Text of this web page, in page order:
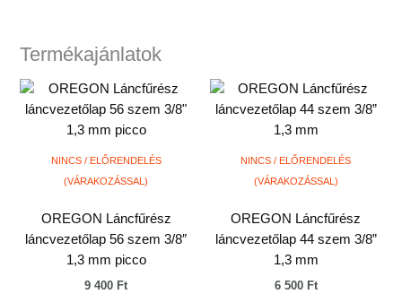
Termékajánlatok
NINCS / ELŐRENDELÉS
(VÁRAKOZÁSSAL)
OREGON Láncfűrész
láncvezetőlap 56 szem 3/8″
1,3 mm picco
9 400 Ft
NINCS / ELŐRENDELÉS
(VÁRAKOZÁSSAL)
OREGON Láncfűrész
láncvezetőlap 44 szem 3/8”
1,3 mm
6 500 Ft